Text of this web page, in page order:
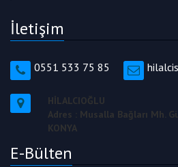
İletişim
0551 533 75 85
HİLALCIOĞLU
Adres : Musalla Bağları Mh.
KONYA
E-Bülten